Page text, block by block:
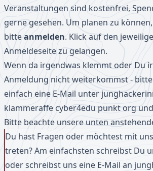
Veranstaltungen sind kostenfrei,
gerne gesehen. Um planen zu
bitteanmelden. Klick auf den
Anmeldeseite zu gelangen.
Wenn da irgendwas klemmt oder Du
Anmeldung nicht weiterkommst -
einfach eine E-Mail unter
klammeraffe cyber4edu punkt org
Bitte beachte unsere unten
Du hast Fragen oder möchtest mit
treten? Am einfachsten schreibst Du
oder schreibst uns eine E-Mail an